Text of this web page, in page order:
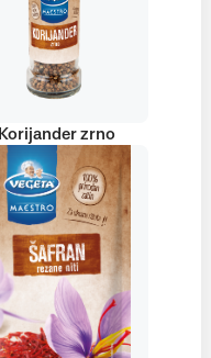
Korijander zrno